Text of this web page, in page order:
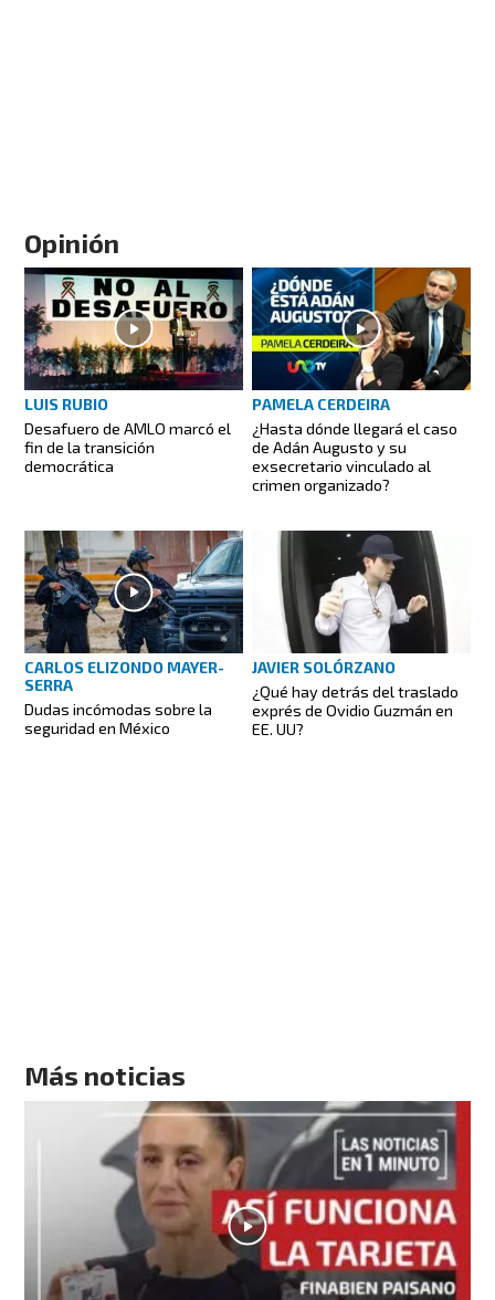
Opinión
LUIS RUBIO
Desafuero de AMLO marcó el
fin de la transición
democrática
PAMELA CERDEIRA
¿Hasta dónde llegará el caso
de Adán Augusto y su
exsecretario vinculado al
crimen organizado?
CARLOS ELIZONDO MAYER-
SERRA
Dudas incómodas sobre la
seguridad en México
JAVIER SOLÓRZANO
¿Qué hay detrás del traslado
exprés de Ovidio Guzmán en
EE. UU?
Más noticias